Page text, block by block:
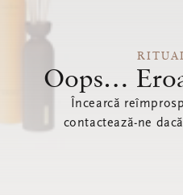
Oops…
Încearcă
contactează-ne